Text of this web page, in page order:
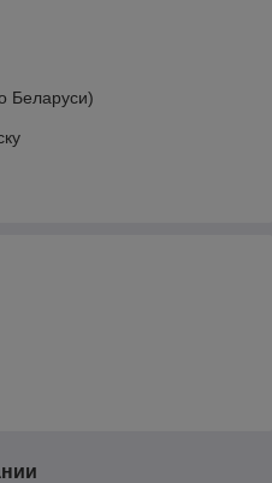
Беларуси)